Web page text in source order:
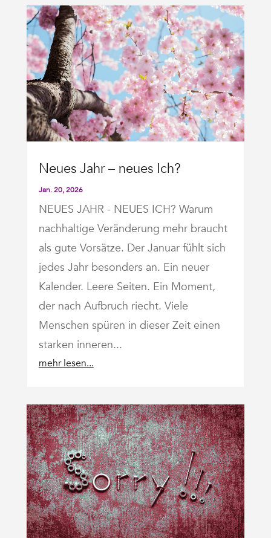
Neues Jahr – neues Ich?
Jan. 20, 2026
NEUES JAHR - NEUES ICH? Warum
nachhaltige Veränderung mehr braucht
als gute Vorsätze. Der Januar fühlt sich
jedes Jahr besonders an. Ein neuer
Kalender. Leere Seiten. Ein Moment,
der nach Aufbruch riecht. Viele
Menschen spüren in dieser Zeit einen
starken inneren...
mehr lesen...